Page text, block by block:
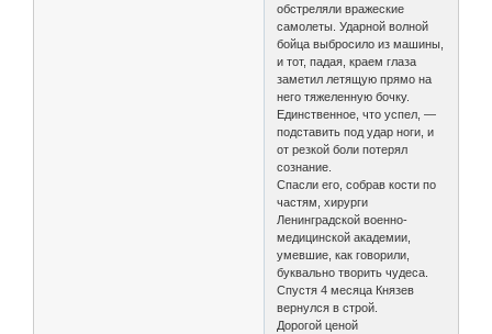
обстреляли вражеские
самолеты. Ударной волной
бойца выбросило из машины,
и тот, падая, краем глаза
заметил летящую прямо на
него тяжеленную бочку.
Единственное, что успел, —
подставить под удар ноги, и
от резкой боли потерял
сознание.
Спасли его, собрав кости по
частям, хирурги
Ленинградской военно-
медицинской академии,
умевшие, как говорили,
буквально творить чудеса.
Спустя 4 месяца Князев
вернулся в строй.
Дорогой ценой